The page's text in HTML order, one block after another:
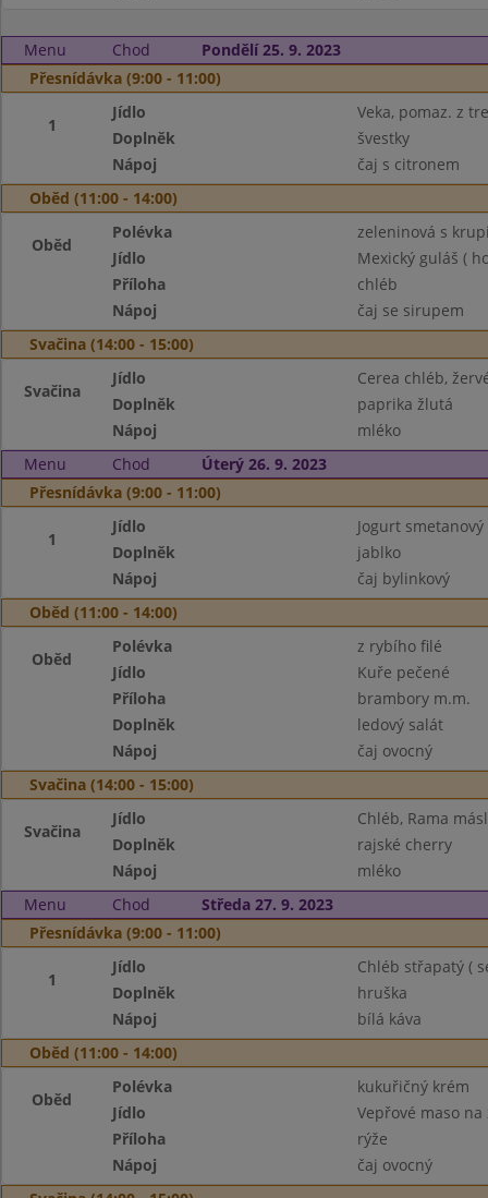
Menu Chod
Pondělí 25. 9. 2023
Přesnídávka (9:00 - 11:00)
1
Jídlo
Veka, pomaz. z
Doplněk
švestky
Nápoj
čaj s citronem
Oběd (11:00 - 14:00)
Oběd
Polévka
zeleninová s
Jídlo
Mexický guláš (
Příloha
chléb
Nápoj
čaj se sirupem
Svačina (14:00 - 15:00)
Svačina
Jídlo
Cerea chléb,
Doplněk
paprika žlutá
Nápoj
mléko
Menu
Chod
Úterý 26. 9. 2023
Přesnídávka (9:00 - 11:00)
1
Jídlo
Jogurt
Doplněk
jablko
Nápoj
čaj bylinkový
Oběd (11:00 - 14:00)
Oběd
Polévka
z rybího filé
Jídlo
Kuře pečené
Příloha
brambory m.m.
Doplněk
ledový salát
Nápoj
čaj ovocný
Svačina (14:00 - 15:00)
Svačina
Jídlo
Chléb, Rama
Doplněk
rajské cherry
Nápoj
mléko
Menu
Chod
Středa 27. 9. 2023
Přesnídávka (9:00 - 11:00)
1
Jídlo
Chléb střapatý (
Doplněk
hruška
Nápoj
bílá káva
Oběd (11:00 - 14:00)
Oběd
Polévka
kukuřičný krém
Jídlo
Vepřové maso
Příloha
rýže
Nápoj
čaj ovocný